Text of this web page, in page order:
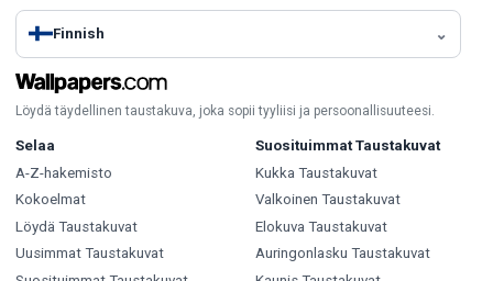
Finnish
Löydä täydellinen taustakuva, joka sopii tyyliisi ja persoonallisuuteesi.
Selaa
A-Z-hakemisto
Kokoelmat
Löydä Taustakuvat
Uusimmat Taustakuvat
Suosituimmat Taustakuvat
Kukka Taustakuvat
Valkoinen Taustakuvat
Elokuva Taustakuvat
Auringonlasku Taustakuvat